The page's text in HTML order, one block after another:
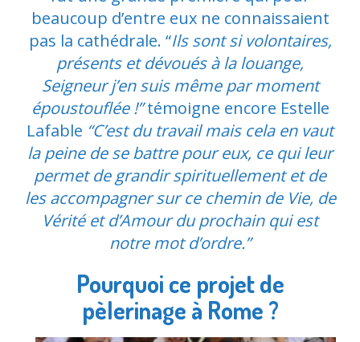
beaucoup d’entre eux ne connaissaient
pas la cathédrale. “Ils sont si volontaires,
présents et dévoués à la louange,
Seigneur j’en suis même par moment
époustouflée !”témoigne encore Estelle
Lafable “C’est du travail mais cela en vaut
la peine de se battre pour eux, ce qui leur
permet de grandir spirituellement et de
les accompagner sur ce chemin de Vie, de
Vérité et d’Amour du prochain qui est
notre mot d’ordre.”
Pourquoi ce projet de
pèlerinage à Rome ?